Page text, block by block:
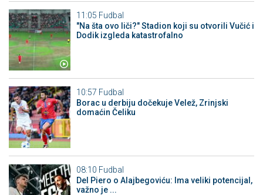
11:05 Fudbal
"Na šta ovo liči?" Stadion koji su otvorili Vučić i
Dodik izgleda katastrofalno
10:57 Fudbal
Borac u derbiju dočekuje Velež, Zrinjski
domaćin Čeliku
08:10 Fudbal
Del Piero o Alajbegoviću: Ima veliki potencijal,
važno je ...